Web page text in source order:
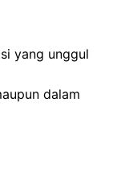
yang unggul
dalam